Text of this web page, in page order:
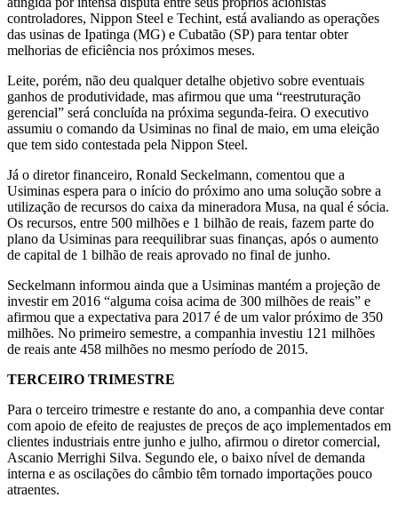
controladores, Nippon Steel e Techint, está avaliando as operações
das usinas de Ipatinga (MG) e Cubatão (SP) para tentar obter
melhorias de eficiência nos próximos meses.
Leite, porém, não deu qualquer detalhe objetivo sobre eventuais
ganhos de produtividade, mas afirmou que uma “reestruturação
gerencial” será concluída na próxima segunda-feira. O executivo
assumiu o comando da Usiminas no final de maio, em uma eleição
que tem sido contestada pela Nippon Steel.
Já o diretor financeiro, Ronald Seckelmann, comentou que a
Usiminas espera para o início do próximo ano uma solução sobre a
utilização de recursos do caixa da mineradora Musa, na qual é sócia.
Os recursos, entre 500 milhões e 1 bilhão de reais, fazem parte do
plano da Usiminas para reequilibrar suas finanças, após o aumento
de capital de 1 bilhão de reais aprovado no final de junho.
Seckelmann informou ainda que a Usiminas mantém a projeção de
investir em 2016 “alguma coisa acima de 300 milhões de reais” e
afirmou que a expectativa para 2017 é de um valor próximo de 350
milhões. No primeiro semestre, a companhia investiu 121 milhões
de reais ante 458 milhões no mesmo período de 2015.
TERCEIRO TRIMESTRE
Para o terceiro trimestre e restante do ano, a companhia deve contar
com apoio de efeito de reajustes de preços de aço implementados em
clientes industriais entre junho e julho, afirmou o diretor comercial,
Ascanio Merrighi Silva. Segundo ele, o baixo nível de demanda
interna e as oscilações do câmbio têm tornado importações pouco
atraentes.